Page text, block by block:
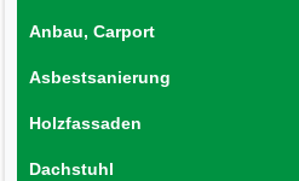
Anbau, Carport
Asbestsanierung
Holzfassaden
Dachstuhl